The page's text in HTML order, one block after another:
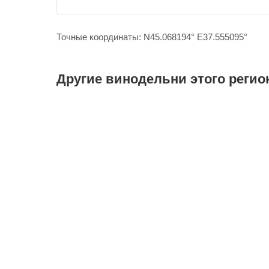
Точные координаты: N45.068194° E37.555095°
Другие винодельни этого